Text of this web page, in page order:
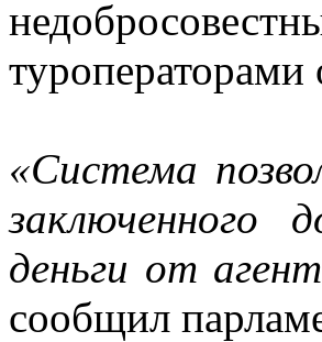
туроператорами
«Система
заключенного
деньги от
сообщил